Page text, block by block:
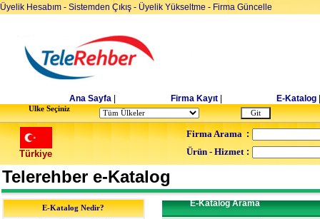
Üyelik Hesabım - Sistemden Çıkış - Üyelik Yükseltme - Firma Güncelle
Ana Sayfa Firma Kayıt E-Katalog
Ulke Seçiniz
Türkiye
Firma Arama :
Ürün - Hizmet :
Telerehber e-Katalog
E-Katalog Nedir? E-Katalog Arama